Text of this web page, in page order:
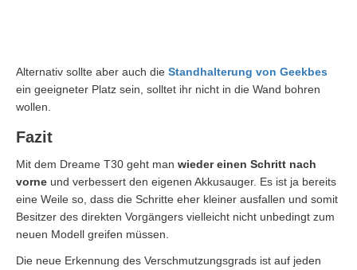
Alternativ sollte aber auch die Standhalterung von Geekbes
ein geeigneter Platz sein, solltet ihr nicht in die Wand bohren
wollen.
Fazit
Mit dem Dreame T30 geht man wieder einen Schritt nach
vorne und verbessert den eigenen Akkusauger. Es ist ja bereits
eine Weile so, dass die Schritte eher kleiner ausfallen und somit
Besitzer des direkten Vorgängers vielleicht nicht unbedingt zum
neuen Modell greifen müssen.
Die neue Erkennung des Verschmutzungsgrads ist auf jeden